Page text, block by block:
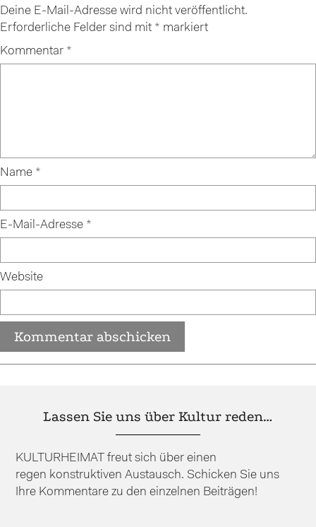
Deine E-Mail-Adresse wird nicht veröffentlicht.
Erforderliche Felder sind mit * markiert
Kommentar *
Name *
E-Mail-Adresse *
Website
Lassen Sie uns über Kultur reden…
KULTURHEIMAT freut sich über einen
regen konstruktiven Austausch. Schicken Sie uns
Ihre Kommentare zu den einzelnen Beiträgen!